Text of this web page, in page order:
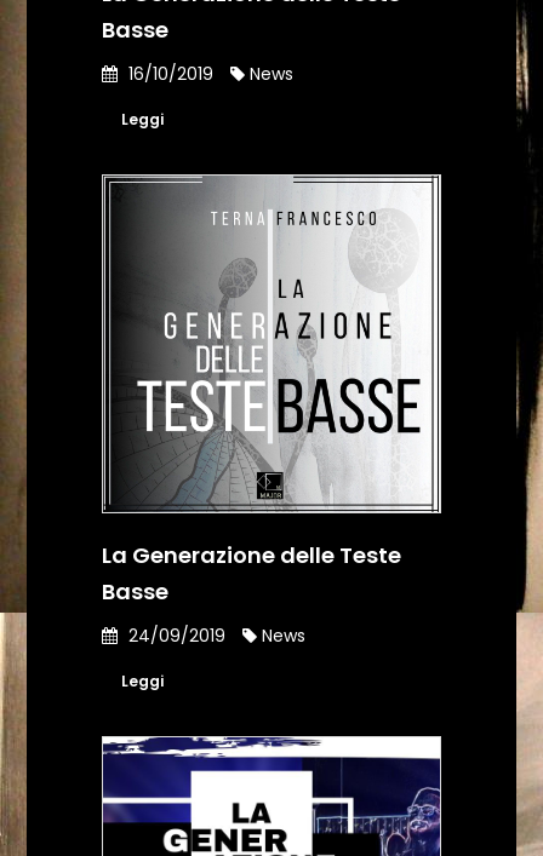
Basse
16/10/2019 News
Leggi
La Generazione delle Teste
Basse
24/09/2019 News
Leggi